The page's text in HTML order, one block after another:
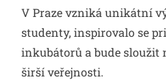
V Praze vzniká unikátní
studenty, inspirovalo se
inkubátorů a bude sloužit
širší veřejnosti.